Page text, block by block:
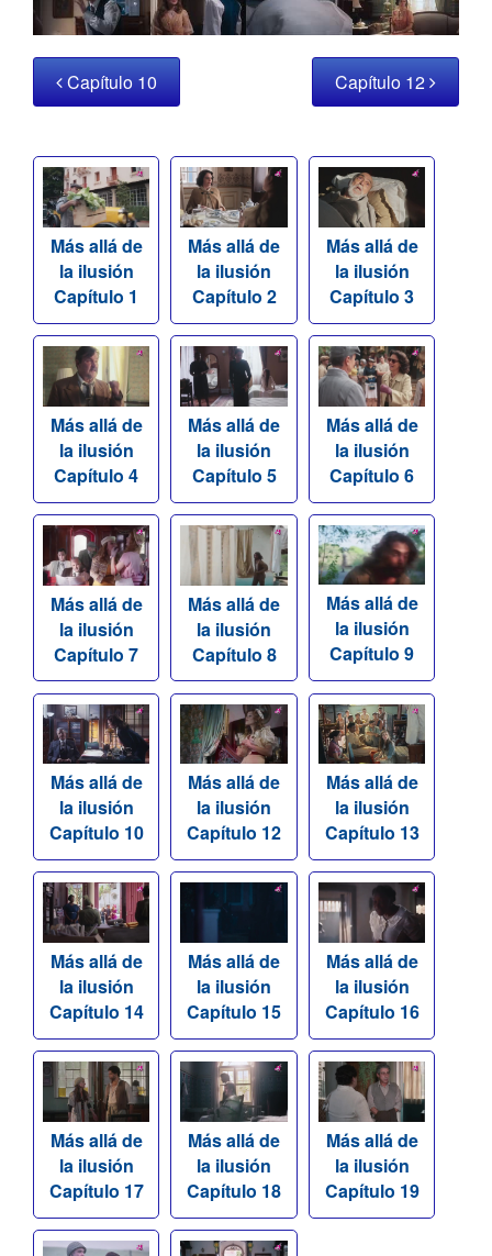
Capítulo 10 Capítulo 12
Más allá de
la ilusión
Capítulo 1
Más allá de
la ilusión
Capítulo 2
Más allá de
la ilusión
Capítulo 3
Más allá de
la ilusión
Capítulo 4
Más allá de
la ilusión
Capítulo 5
Más allá de
la ilusión
Capítulo 6
Más allá de
la ilusión
Capítulo 7
Más allá de
la ilusión
Capítulo 8
Más allá de
la ilusión
Capítulo 9
Más allá de
la ilusión
Capítulo 10
Más allá de
la ilusión
Capítulo 12
Más allá de
la ilusión
Capítulo 13
Más allá de
la ilusión
Capítulo 14
Más allá de
la ilusión
Capítulo 15
Más allá de
la ilusión
Capítulo 16
Más allá de
la ilusión
Capítulo 17
Más allá de
la ilusión
Capítulo 18
Más allá de
la ilusión
Capítulo 19